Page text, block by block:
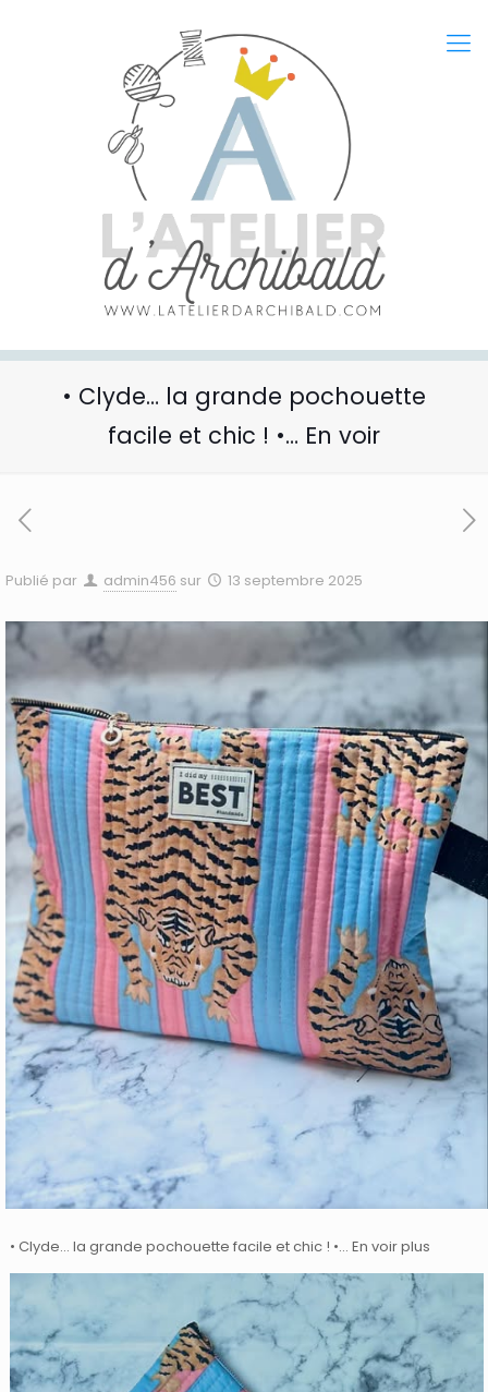
• Clyde… la grande pochouette
facile et chic ! •… En voir
Publié par admin456 sur 13 septembre 2025
• Clyde… la grande pochouette facile et chic ! •… En voir plus